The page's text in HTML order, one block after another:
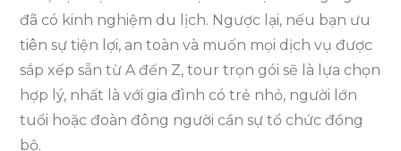
đã có kinh nghiệm du lịch. Ngược lại, nếu bạn ưu
tiên sự tiện lợi, an toàn và muốn mọi dịch vụ được
sắp xếp sẵn từ A đến Z, tour trọn gói sẽ là lựa chọn
hợp lý, nhất là với gia đình có trẻ nhỏ, người lớn
tuổi hoặc đoàn đông người cần sự tổ chức đồng
bộ.